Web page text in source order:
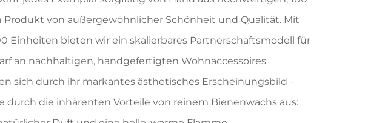
von außergewöhnlicher Schönheit und Qualität. Mit
Einheiten bieten wir ein skalierbares Partnerschaftsmodell für
an nachhaltigen, handgefertigten Wohnaccessoires
sich durch ihr markantes ästhetisches Erscheinungsbild –
durch die inhärenten Vorteile von reinem Bienenwachs aus: